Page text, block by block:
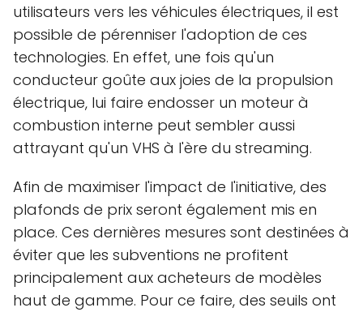
utilisateurs vers les véhicules électriques, il est
possible de pérenniser l'adoption de ces
technologies. En effet, une fois qu'un
conducteur goûte aux joies de la propulsion
électrique, lui faire endosser un moteur à
combustion interne peut sembler aussi
attrayant qu'un VHS à l'ère du streaming.
Afin de maximiser l'impact de l'initiative, des
plafonds de prix seront également mis en
place. Ces dernières mesures sont destinées à
éviter que les subventions ne profitent
principalement aux acheteurs de modèles
haut de gamme. Pour ce faire, des seuils ont